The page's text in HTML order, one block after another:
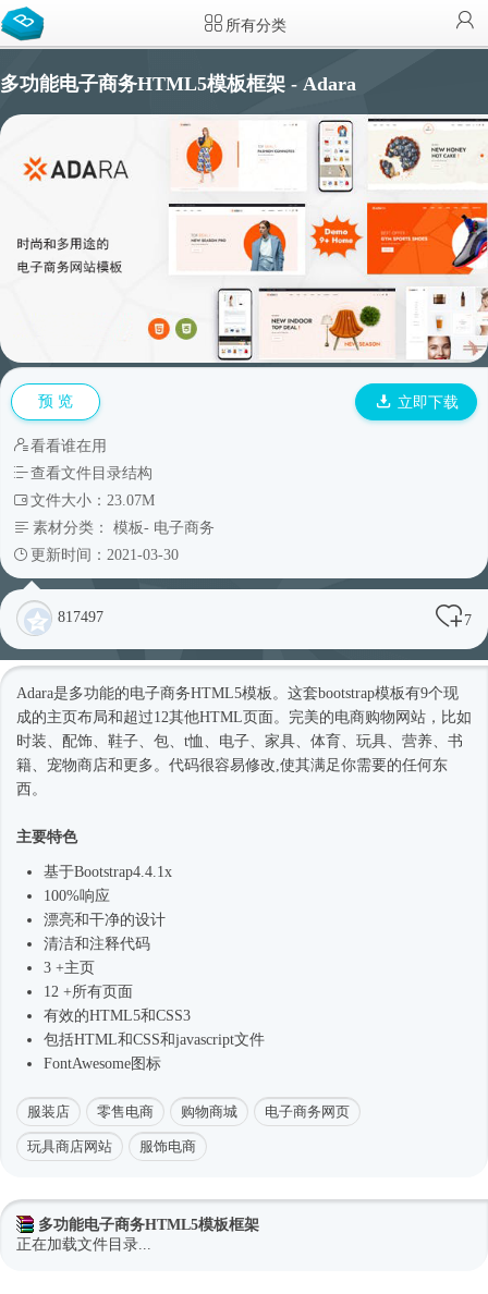
所有分类
多功能电子商务HTML5模板框架 - Adara
预 览 立即下载
看看谁在用
查看文件目录结构
文件大小：23.07M
素材分类： 模板- 电子商务
更新时间：2021-03-30
817497 7
Adara是多功能的电子商务HTML5模板 。这套bootstrap模板有9个现
成的主页布局和超过12其他HTML页面。完美的电商购物网站，比如
时装、配饰、鞋子、包、t恤、电子、家具、体育、玩具、营养、书
籍、宠物商店和更多。代码很容易修改,使其满足你需要的任何东
西。
主要特色
基于Bootstrap4 .4.1x
100%响应
漂亮和干净的设计
清洁和注释代码
3 +主页
12 +所有页面
有效的HTML5和CSS3
包括HTML和CSS和javascript文件
FontAwesome图标
服装店 零售电商 购物商城 电子商务网页
玩具商店网站 服饰电商
多功能电子商务HTML5模板框架
正在加载文件目录...